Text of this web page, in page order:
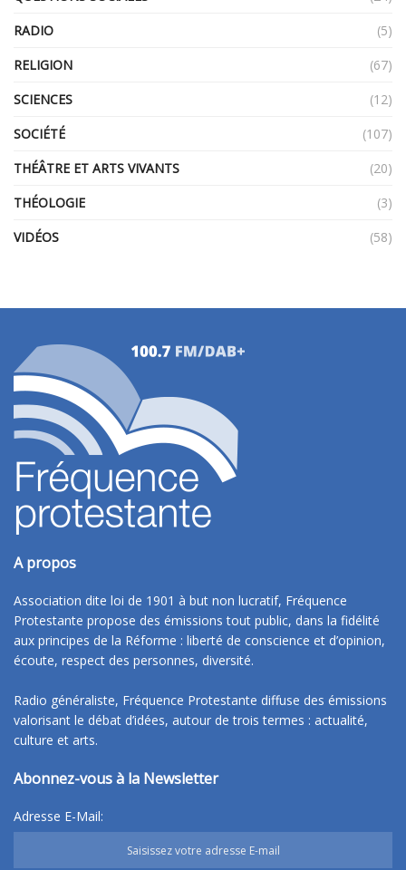
RADIO
(5)
RELIGION
(67)
SCIENCES
(12)
SOCIÉTÉ
(107)
THÉÂTRE ET ARTS VIVANTS
(20)
THÉOLOGIE
(3)
VIDÉOS
(58)
A propos
Association dite loi de 1901 à but non lucratif, Fréquence
Protestante propose des émissions tout public, dans la fidélité
aux principes de la Réforme : liberté de conscience et d’opinion,
écoute, respect des personnes, diversité.
Radio généraliste, Fréquence Protestante diffuse des émissions
valorisant le débat d’idées, autour de trois termes : actualité,
culture et arts.
Abonnez-vous à la Newsletter
Adresse E-Mail: